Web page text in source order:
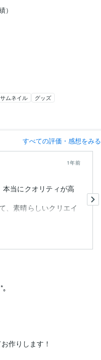
）
ムネイル グッズ
すべての評価・感想をみる
1年前
当にクオリティが高
、素晴らしいクリエイ
｡
作りします！